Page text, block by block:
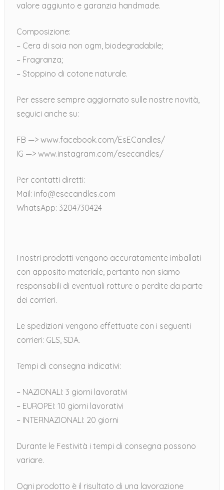
valore aggiunto e garanzia handmade.
Composizione:
– Cera di soia non ogm, biodegradabile;
– Fragranza;
– Stoppino di cotone naturale.
Per essere sempre aggiornato sulle nostre novità,
seguici anche su:
FB —> www.facebook.com/EsECandles/
IG —> www.instagram.com/esecandles/
Per contatti diretti:
Mail: info@esecandles.com
WhatsApp: 3204730424
I nostri prodotti vengono accuratamente imballati
con apposito materiale, pertanto non siamo
responsabili di eventuali rotture o perdite da parte
dei corrieri.
Le spedizioni vengono effettuate con i seguenti
corrieri: GLS, SDA.
Tempi di consegna indicativi:
– NAZIONALI: 3 giorni lavorativi
– EUROPEI: 10 giorni lavorativi
– INTERNAZIONALI: 20 giorni
Durante le Festività i tempi di consegna possono
variare.
Ogni prodotto è il risultato di una lavorazione